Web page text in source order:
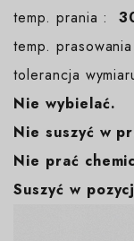
temp. prania :
temp.
tolerancja
Nie wybielać.
Nie suszyć w
Nie prać
Suszyć w